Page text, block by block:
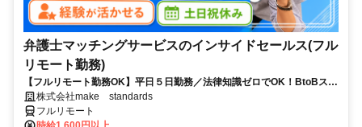
弁護士マッチングサービスのインサイドセールス(フル
リモート勤務)
【フルリモート勤務OK】平日５日勤務／法律知識ゼロでOK！BtoBスキ
ルが身につく営業職
株式会社make standards
フルリモート